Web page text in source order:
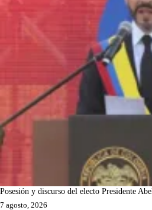
Posesión y discurso del electo Presidente
7 agosto, 2026